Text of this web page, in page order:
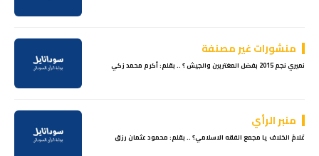
منشورات غير مصنفة
نميري نجم 2015 بفضل المغتربين والجيش ؟ .. بقلم: أكرم محمد زكي
منبر الرأي
عَلامَ الخلاف يا مجمع الفقه الاسلامي؟ .. بقلم: محمود عثمان رزق